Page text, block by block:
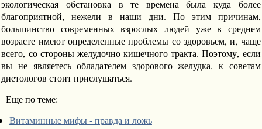
экологическая обстановка в те времена была куда более
благоприятной, нежели в наши дни. По этим причинам,
большинство современных взрослых людей уже в среднем
возрасте имеют определенные проблемы со здоровьем, и, чаще
всего, со стороны желудочно-кишечного тракта. Поэтому, если
вы не являетесь обладателем здорового желудка, к советам
диетологов стоит прислушаться.
Еще по теме:
Витаминные мифы - правда и ложь